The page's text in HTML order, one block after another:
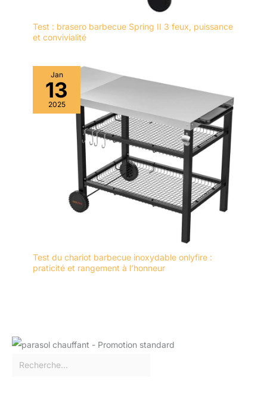
Test : brasero barbecue Spring II 3 feux, puissance
et convivialité
Jan
13
2025
Test du chariot barbecue inoxydable onlyfire :
praticité et rangement à l’honneur